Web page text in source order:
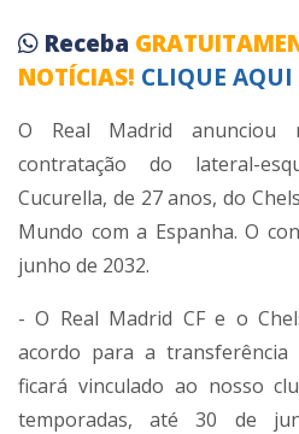
Receba
NOTÍCIAS! CLIQUE AQUI
O Real Madrid anunciou
contratação do lateral-
Cucurella, de 27 anos, do
Mundo com a Espanha. O
junho de 2032.
- O Real Madrid CF e o
acordo para a transferência
ficará vinculado ao nosso
temporadas, até 30 de